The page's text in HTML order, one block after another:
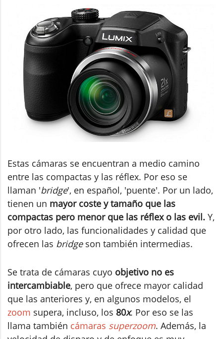
Estas cámaras se encuentran a medio camino
entre las compactas y las réflex. Por eso se
llaman 'bridge', en español, 'puente'. Por un lado,
tienen un mayor coste y tamaño que las
compactas pero menor que las réflex o las evil. Y,
por otro lado, las funcionalidades y calidad que
ofrecen las bridgeson también intermedias.
Se trata de cámaras cuyo objetivo no es
intercambiable, pero que ofrece mayor calidad
que las anteriores y, en algunos modelos, el
zoom supera, incluso, los 80x. Por eso se las
llama también cámaras superzoom. Además, la